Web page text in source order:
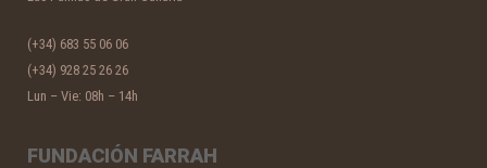
(+34) 683 55 06 06
(+34) 928 25 26 26
Lun – Vie: 08h – 14h
FUNDACIÓN FARRAH